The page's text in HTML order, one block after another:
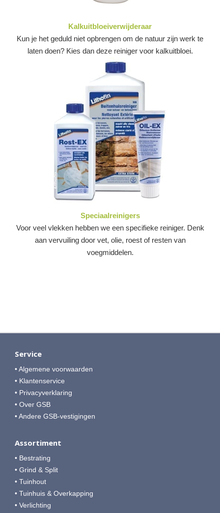
Kalkuitbloeiverwijderaar
Kun je het geduld niet opbrengen om de natuur zijn werk te
laten doen? Kies dan deze reiniger voor kalkuitbloei.
Speciaalreinigers
Voor veel vlekken hebben we een specifieke reiniger. Denk
aan vervuiling door vet, olie, roest of resten van
voegmiddelen.
Service
• Algemene voorwaarden
• Klantenservice
• Privacyverklaring
• Over GSB
• Andere GSB-vestigingen
Assortiment
• Bestrating
• Grind & Split
• Tuinhout
• Tuinhuis & Overkapping
• Verlichting